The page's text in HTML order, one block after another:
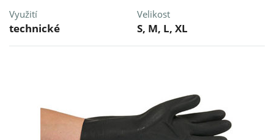
Využití
technické
Velikost
S, M, L, XL